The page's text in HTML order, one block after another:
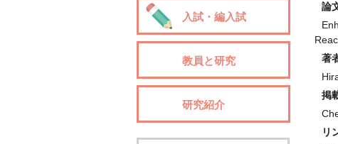
論
著
掲
リ
入試・編入試
教員と研究
研究紹介